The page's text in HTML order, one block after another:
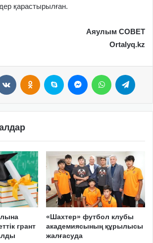
қарастырылған.
Аяулым СОВЕТ
Ortalyq.kz
грант
«Шахтер» футбол клубы
академиясының құрылысы
жалғасуда